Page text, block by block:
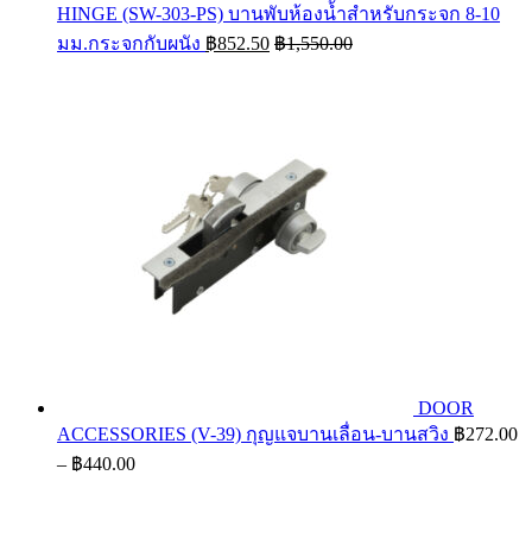
HINGE (SW-303-PS) บานพับห้องน้ำสำหรับกระจก 8-10
มม.กระจกกับผนัง ฿852.50 ฿1,550.00
DOOR
ACCESSORIES (V-39) กุญแจบานเลื่อน-บานสวิง ฿272.00
– ฿440.00Price